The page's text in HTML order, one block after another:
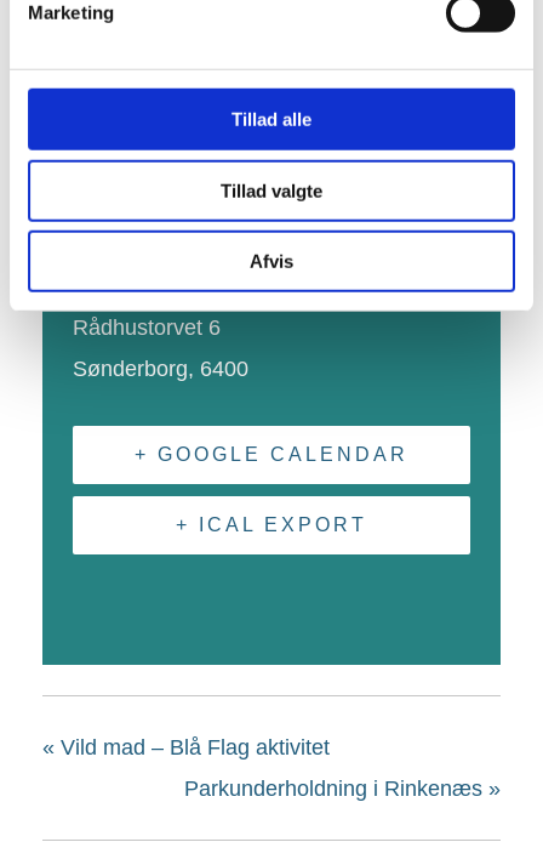
Marketing
Tillad alle
Tillad valgte
Afvis
Serie:
stammtisch
Begivenhed Kategorier:
Zuzügler
STED
SKAAL
Rådhustorvet 6
Sønderborg, 6400
+ GOOGLE CALENDAR
+ ICAL EXPORT
« Vild mad – Blå Flag aktivitet
Parkunderholdning i Rinkenæs »